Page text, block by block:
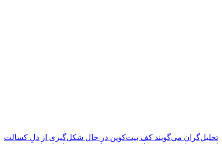
تحلیل‌گران می‌گویند کف بیت‌کوین در حال شکل‌گیری از دلِ کسالت